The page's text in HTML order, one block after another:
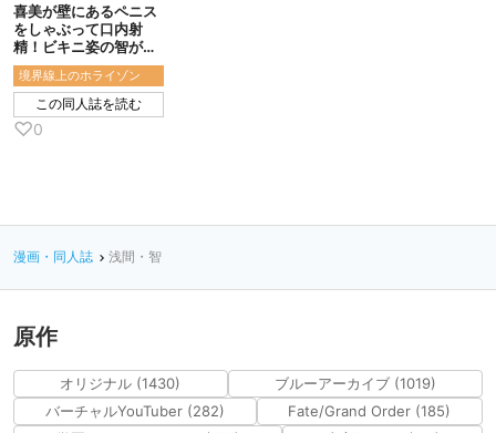
喜美が壁にあるペニス
をしゃぶって口内射
精！ビキニ姿の智がセ
ックスしまくりのザー
メンまみれ！
境界線上のホライゾン
この同人誌を読む
♡0
漫画・同人誌 浅間・智
原作
オリジナル (1430)
ブルーアーカイブ (1019)
バーチャルYouTuber (282)
Fate/Grand Order (185)